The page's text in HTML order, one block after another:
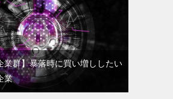
業群】暴落時に買い増ししたい
業